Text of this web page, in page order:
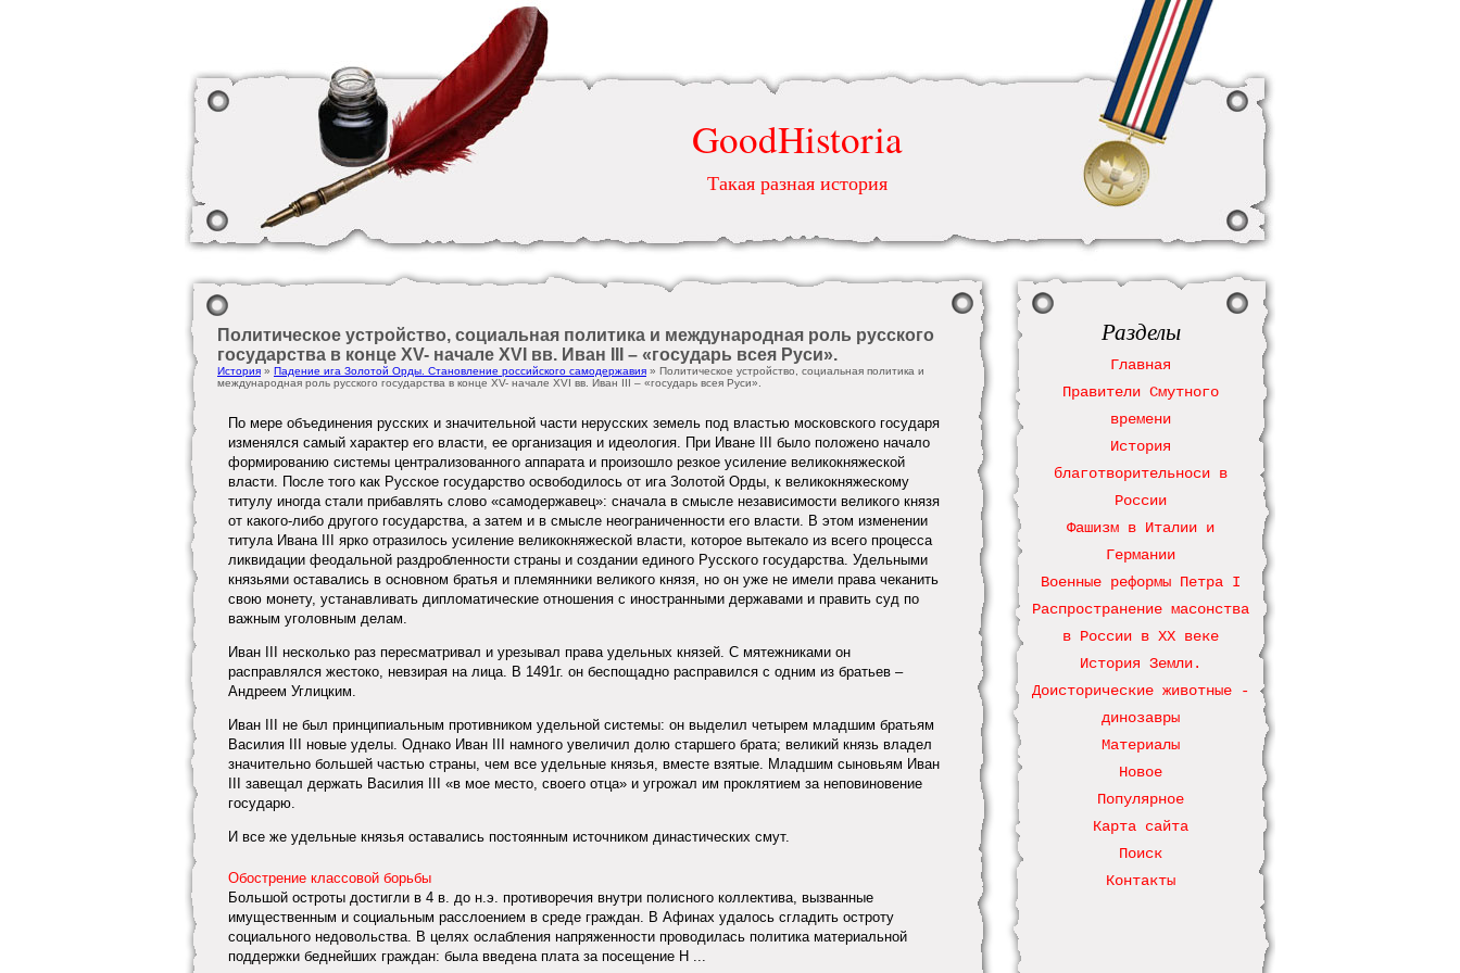
GoodHistoria
Такая разная история
Политическое устройство, социальная политика и международная роль русского
государства в конце XV- начале XVI вв. Иван III – «государь всея Руси».
История » Падение ига Золотой Орды. Становление российского самодержавия » Политическое устройство, социальная политика и
международная роль русского государства в конце XV- начале XVI вв. Иван III – «государь всея Руси».
По мере объединения русских и значительной части нерусских земель под властью московского государя
изменялся самый характер его власти, ее организация и идеология. При Иване III было положено начало
формированию системы централизованного аппарата и произошло резкое усиление великокняжеской
власти. После того как Русское государство освободилось от ига Золотой Орды, к великокняжескому
титулу иногда стали прибавлять слово «самодержавец»: сначала в смысле независимости великого князя
от какого-либо другого государства, а затем и в смысле неограниченности его власти. В этом изменении
титула Ивана III ярко отразилось усиление великокняжеской власти, которое вытекало из всего процесса
ликвидации феодальной раздробленности страны и создании единого Русского государства. Удельными
князьями оставались в основном братья и племянники великого князя, но он уже не имели права чеканить
свою монету, устанавливать дипломатические отношения с иностранными державами и править суд по
важным уголовным делам.
Иван III несколько раз пересматривал и урезывал права удельных князей. С мятежниками он
расправлялся жестоко, невзирая на лица. В 1491г. он беспощадно расправился с одним из братьев –
Андреем Углицким.
Иван III не был принципиальным противником удельной системы: он выделил четырем младшим братьям
Василия III новые уделы. Однако Иван III намного увеличил долю старшего брата; великий князь владел
значительно большей частью страны, чем все удельные князья, вместе взятые. Младшим сыновьям Иван
III завещал держать Василия III «в мое место, своего отца» и угрожал им проклятием за неповиновение
государю.
И все же удельные князья оставались постоянным источником династических смут.
Обострение классовой борьбы
Большой остроты достигли в 4 в. до н.э. противоречия внутри полисного коллектива, вызванные
имущественным и социальным расслоением в среде граждан. В Афинах удалось сгладить остроту
социального недовольства. В целях ослабления напряженности проводилась политика материальной
поддержки беднейших граждан: была введена плата за посещение Н ...
Разделы
Главная
Правители Смутного
времени
История
благотворительноси в
России
Фашизм в Италии и
Германии
Военные реформы Петра І
Распространение масонства
в России в ХХ веке
История Земли.
Доисторические животные -
динозавры
Материалы
Новое
Популярное
Карта сайта
Поиск
Контакты